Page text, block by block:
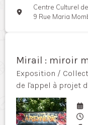
Centre Culturel
9 Rue Maria
Mirail : miroir
Exposition /
de l'appel à projet